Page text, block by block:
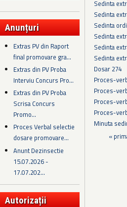
Anunțuri
Extras PV din Raport
final promovare gra...
Extras din PV Proba
Interviu Concurs Pro...
Extras din PV Proba
Scrisa Concurs
Promo...
Proces Verbal selectie
dosare promovare...
Anunt Dezinsectie
15.07.2026 -
17.07.202...
Autorizații
Sedinta
Sedinta
Sedinta
Sedinta
Sedinta
Sedinta
Dosar 274
Proces-
Proces-
Proces-
Proces-
Minuta
Pagini
«